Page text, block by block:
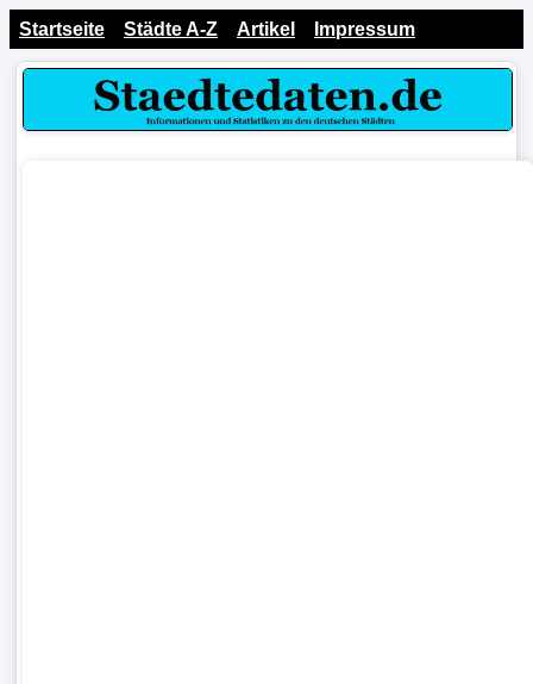
Startseite Städte A-Z Artikel Impressum